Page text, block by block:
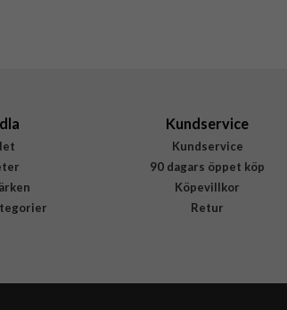
Kundservice
Kundservice
90 dagars öppet köp
Köpevillkor
Retur